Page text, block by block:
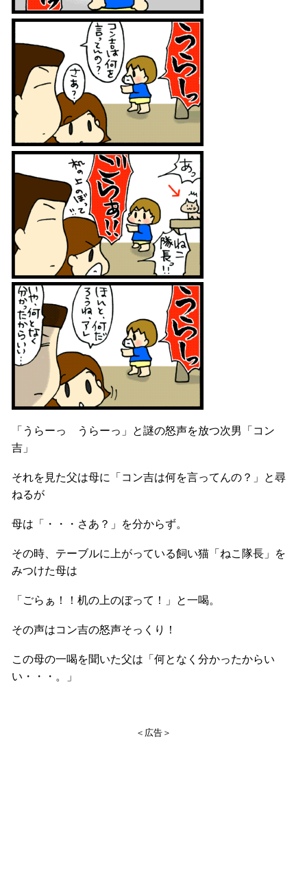
「うらーっ うらーっ」と謎の怒声を放つ次男「コン
吉」
それを見た父は母に「コン吉は何を言ってんの？」と尋
ねるが
母は「・・・さあ？」を分からず。
その時、テーブルに上がっている飼い猫「ねこ隊長」を
みつけた母は
「ごらぁ！！机の上のぼって！」と一喝。
その声はコン吉の怒声そっくり！
この母の一喝を聞いた父は「何となく分かったからい
い・・・。」
＜広告＞